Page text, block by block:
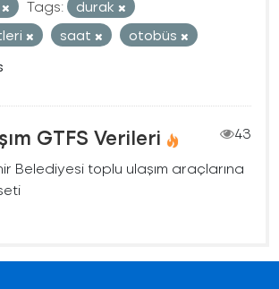
Tags:
durak
saat
otobüs
GTFS Verileri
43
Belediyesi toplu ulaşım araçlarına